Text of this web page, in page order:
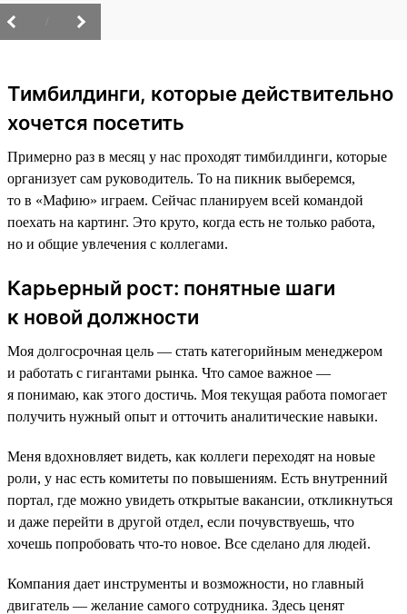
Тимбилдинги, которые действительно
хочется посетить
Примерно раз в месяц у нас проходят тимбилдинги, которые
организует сам руководитель. То на пикник выберемся,
то в «Мафию» играем. Сейчас планируем всей командой
поехать на картинг. Это круто, когда есть не только работа,
но и общие увлечения с коллегами.
Карьерный рост: понятные шаги
к новой должности
Моя долгосрочная цель — стать категорийным менеджером
и работать с гигантами рынка. Что самое важное —
я понимаю, как этого достичь. Моя текущая работа помогает
получить нужный опыт и отточить аналитические навыки.
Меня вдохновляет видеть, как коллеги переходят на новые
роли, у нас есть комитеты по повышениям. Есть внутренний
портал, где можно увидеть открытые вакансии, откликнуться
и даже перейти в другой отдел, если почувствуешь, что
хочешь попробовать что-то новое. Все сделано для людей.
Компания дает инструменты и возможности, но главный
двигатель — желание самого сотрудника. Здесь ценят